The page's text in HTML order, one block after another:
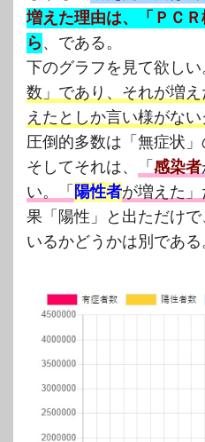
増えた理由は、「ＰＣ
ら、である。
下のグラフを見て欲しい
数」であり、それが増
えたとしか言い様がない
圧倒的多数は「無症状」
そしてそれは、
「 感染者
い。「 陽性者が増えた
果「陽性」と出ただけ
いるかどうかは別である